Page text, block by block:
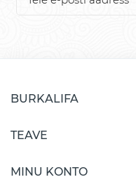
BURKALIFA
TEAVE
MINU KONTO